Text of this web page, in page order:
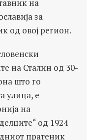
на
за
од овој регион.
на Сталин од 30-
што го
улица, е
на
од 1924
пратеник